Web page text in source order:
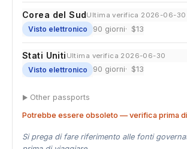
Corea del SudUltima verifica 2026-06-30
Visto elettronico 90 giorni $13
Stati Uniti Ultima verifica 2026-06-30
Visto elettronico 90 giorni $13
Other passports
Potrebbe essere obsoleto — verifica prima
Si prega di fare riferimento alle fonti